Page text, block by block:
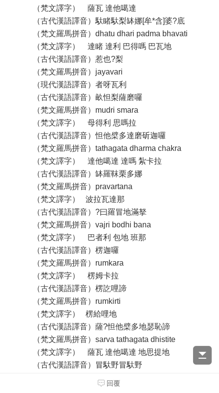
（梵文譯字） 薩瓦 達他噶達
（古代漢語譯音）馱睹馱梨缽娜[牟*含]婆?底
（梵文羅馬拼音）dhatu dhari padma bhavati
（梵文譯字） 達睹 達利 巴得嗎 巴瓦地
（古代漢語譯音）惹也?梨
（梵文羅馬拼音）jayavari
（現代漢語譯音）者呀瓦利
（古代漢語譯音）畝怛梨薩磨囉
（梵文羅馬拼音）mudri smara
（梵文譯字） 母得利 思嗎拉
（古代漢語譯音）怛他檗多達磨斫迦囉
（梵文羅馬拼音）tathagata dharma chakra
（梵文譯字） 達他噶達 達嗎 紮卡拉
（古代漢語譯音）缽羅靺栗多娜
（梵文羅馬拼音）pravartana
（梵文譯字） 波拉瓦達那
（古代漢語譯音）?曰羅冒地滿拏
（梵文羅馬拼音）vajri bodhi bana
（梵文譯字） 巴者利 包地 班那
（古代漢語譯音）楞迦囉
（梵文羅馬拼音）rumkara
（梵文譯字） 楞姆卡拉
（古代漢語譯音）楞訖哩諦
（梵文羅馬拼音）rumkirti
（梵文譯字） 楞給哩地
（古代漢語譯音）薩?怛他檗多地瑟恥諦
（梵文羅馬拼音）sarva tathagata dhistite
（梵文譯字） 薩瓦 達他噶達 地思提地
（古代漢語譯音）冒馱野冒馱野
回覆